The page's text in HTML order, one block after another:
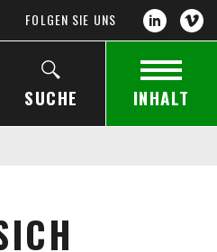
FOLGEN SIE UNS
SUCHE INHALT